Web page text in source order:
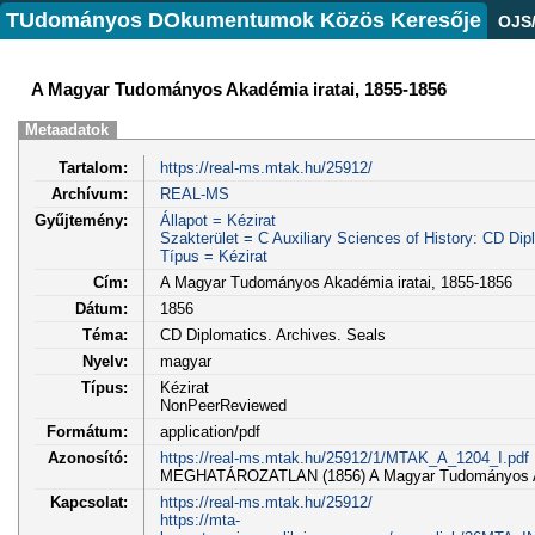
TUdományos DOkumentumok Közös Keresője
A Magyar Tudományos Akadémia iratai, 1855-1856
Metaadatok
Tartalom:
https://real-ms.mtak.hu/25912/
Archívum:
REAL-MS
Gyűjtemény:
Állapot = Kézirat
Szakterület = C Auxiliary Sciences of History: CD
Típus = Kézirat
Cím:
A Magyar Tudományos Akadémia iratai, 1855-1856
Dátum:
1856
Téma:
CD Diplomatics. Archives. Seals
Nyelv:
magyar
Típus:
Kézirat
NonPeerReviewed
Formátum:
application/pdf
Azonosító:
https://real-ms.mtak.hu/25912/1/MTAK_A_1204_I.pdf
MEGHATÁROZATLAN (1856) A Magyar
Kapcsolat:
https://real-ms.mtak.hu/25912/
https://mta-